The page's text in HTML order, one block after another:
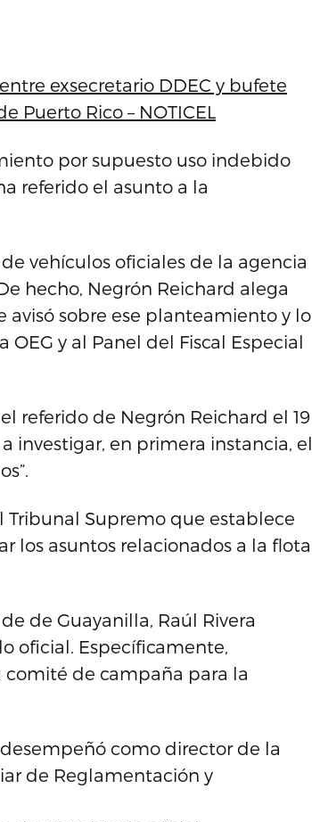
exsecretario DDEC y bufete
Puerto Rico – NOTICEL
por supuesto uso indebido
referido el asunto a la
vehículos oficiales de la agencia
hecho, Negrón Reichard alega
sobre ese planteamiento y lo
y al Panel del Fiscal Especial
referido de Negrón Reichard el 19
investigar, en primera instancia, el
Tribunal Supremo que establece
los asuntos relacionados a la flota
de Guayanilla, Raúl Rivera
oficial. Específicamente,
de campaña para la
como director de la
de Reglamentación y